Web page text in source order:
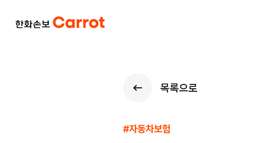
목록으로
#자동차보험